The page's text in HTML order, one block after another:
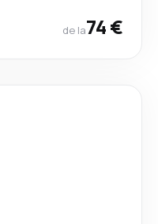
de la74 €